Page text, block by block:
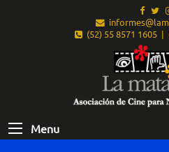
(52) 55 8571 1605 |
Menu